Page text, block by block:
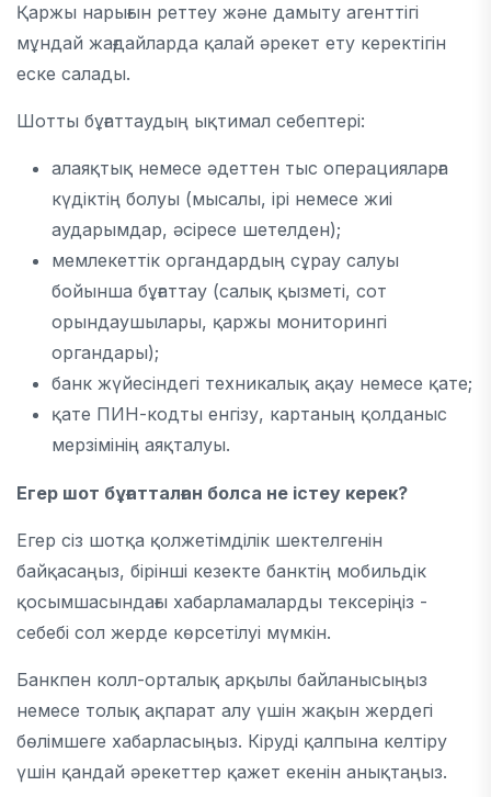
Қаржы нарығын реттеу және дамыту агенттігі
мұндай жағдайларда қалай әрекет ету керектігін
еске салады.
Шотты бұғаттаудың ықтимал себептері:
алаяқтық немесе әдеттен тыс операцияларға
күдіктің болуы (мысалы, ірі немесе жиі
аударымдар, әсіресе шетелден);
мемлекеттік органдардың сұрау салуы
бойынша бұғаттау (салық қызметі, сот
орындаушылары, қаржы мониторингі
органдары);
банк жүйесіндегі техникалық ақау немесе қате;
қате ПИН-кодты енгізу, картаның қолданыс
мерзімінің аяқталуы.
Егер шот бұғатталған болса не істеу керек?
Егер сіз шотқа қолжетімділік шектелгенін
байқасаңыз, бірінші кезекте банктің мобильдік
қосымшасындағы хабарламаларды тексеріңіз -
себебі сол жерде көрсетілуі мүмкін.
Банкпен колл-орталық арқылы байланысыңыз
немесе толық ақпарат алу үшін жақын жердегі
бөлімшеге хабарласыңыз. Кіруді қалпына келтіру
үшін қандай әрекеттер қажет екенін анықтаңыз.